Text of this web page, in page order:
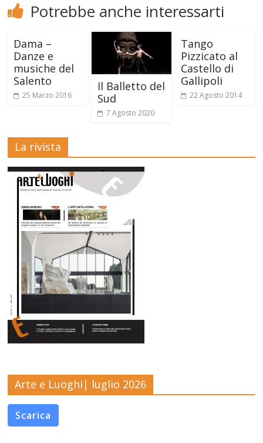
Potrebbe anche interessarti
Dama –
Danze e
musiche del
Salento
25 Marzo 2016
Il Balletto del
Sud
7 Agosto 2020
Tango
Pizzicato al
Castello di
Gallipoli
22 Agosto 2014
La rivista
Arte e Luoghi| luglio 2026
Scarica